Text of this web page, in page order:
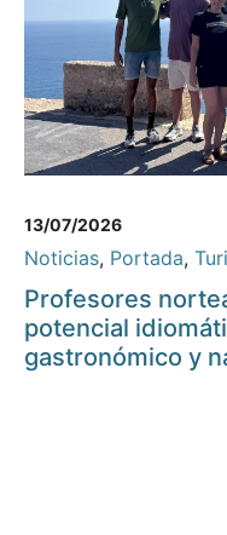
13/07/2026
Noticias, Portada,
Profesores
potencial
gastronómico y